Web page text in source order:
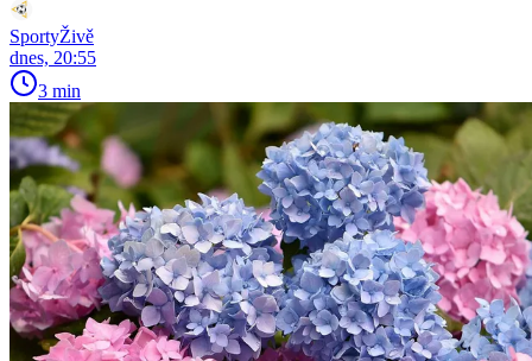
SportyŽivě
dnes, 20:55
3 min